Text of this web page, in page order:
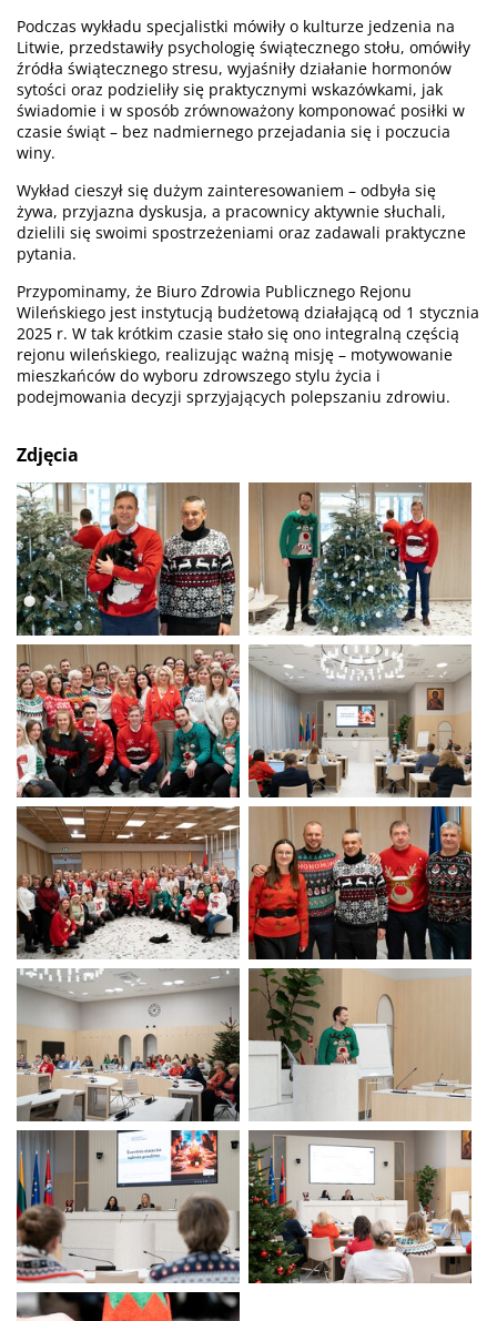
Podczas wykładu specjalistki mówiły o kulturze jedzenia na
Litwie, przedstawiły psychologię świątecznego stołu, omówiły
źródła świątecznego stresu, wyjaśniły działanie hormonów
sytości oraz podzieliły się praktycznymi wskazówkami, jak
świadomie i w sposób zrównoważony komponować posiłki w
czasie świąt – bez nadmiernego przejadania się i poczucia
winy.
Wykład cieszył się dużym zainteresowaniem – odbyła się
żywa, przyjazna dyskusja, a pracownicy aktywnie słuchali,
dzielili się swoimi spostrzeżeniami oraz zadawali praktyczne
pytania.
Przypominamy, że Biuro Zdrowia Publicznego Rejonu
Wileńskiego jest instytucją budżetową działającą od 1 stycznia
2025 r. W tak krótkim czasie stało się ono integralną częścią
rejonu wileńskiego, realizując ważną misję – motywowanie
mieszkańców do wyboru zdrowszego stylu życia i
podejmowania decyzji sprzyjających polepszaniu zdrowiu.
Zdjęcia